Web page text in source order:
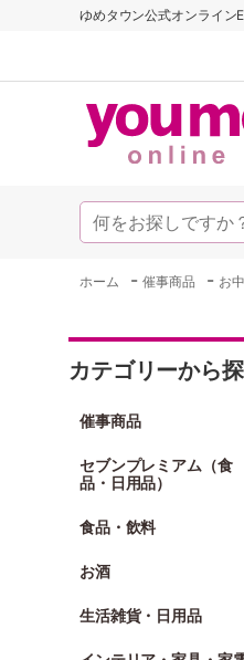
ゆめタウン公式オンライン
ホーム -催事商品 - お
カテゴリーから
催事商品
セブンプレミアム（食
品・日用品）
食品・飲料
お酒
生活雑貨・日用品